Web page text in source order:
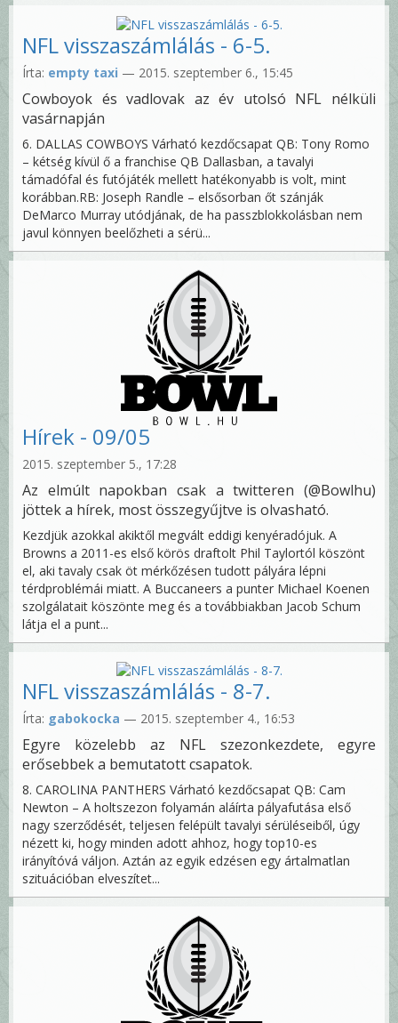
NFL visszaszámlálás - 6-5.
Írta: empty taxi — 2015. szeptember 6., 15:45
Cowboyok és vadlovak az év utolsó NFL nélküli
vasárnapján
6. DALLAS COWBOYS Várható kezdőcsapat QB: Tony Romo
– kétség kívül ő a franchise QB Dallasban, a tavalyi
támadófal és futójáték mellett hatékonyabb is volt, mint
korábban.RB: Joseph Randle – elsősorban őt szánják
DeMarco Murray utódjának, de ha passzblokkolásban nem
javul könnyen beelőzheti a sérü...
Hírek - 09/05
2015. szeptember 5., 17:28
Az elmúlt napokban csak a twitteren (@Bowlhu)
jöttek a hírek, most összegyűjtve is olvasható.
Kezdjük azokkal akiktől megvált eddigi kenyéradójuk. A
Browns a 2011-es első körös draftolt Phil Taylortól köszönt
el, aki tavaly csak öt mérkőzésen tudott pályára lépni
térdproblémái miatt. A Buccaneers a punter Michael Koenen
szolgálatait köszönte meg és a továbbiakban Jacob Schum
látja el a punt...
NFL visszaszámlálás - 8-7.
Írta: gabokocka — 2015. szeptember 4., 16:53
Egyre közelebb az NFL szezonkezdete, egyre
erősebbek a bemutatott csapatok.
8. CAROLINA PANTHERS Várható kezdőcsapat QB: Cam
Newton – A holtszezon folyamán aláírta pályafutása első
nagy szerződését, teljesen felépült tavalyi sérüléseiből, úgy
nézett ki, hogy minden adott ahhoz, hogy top10-es
irányítóvá váljon. Aztán az egyik edzésen egy ártalmatlan
szituációban elveszítet...